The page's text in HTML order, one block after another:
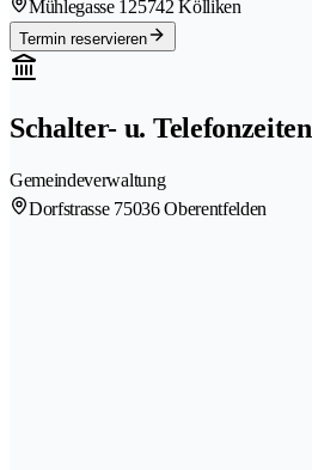
Mühlegasse 125742 Kölliken
Termin reservieren
Schalter- u. Telefonzeiten
Gemeindeverwaltung
Dorfstrasse 75036 Oberentfelden